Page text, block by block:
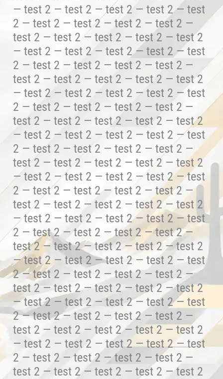
— test 2 — test 2 — test 2 — test 2 — test
2 — test 2 — test 2 — test 2 — test 2 —
test 2 — test 2 — test 2 — test 2 — test 2
— test 2 — test 2 — test 2 — test 2 — test
2 — test 2 — test 2 — test 2 — test 2 —
test 2 — test 2 — test 2 — test 2 — test 2
— test 2 — test 2 — test 2 — test 2 — test
2 — test 2 — test 2 — test 2 — test 2 —
test 2 — test 2 — test 2 — test 2 — test 2
— test 2 — test 2 — test 2 — test 2 — test
2 — test 2 — test 2 — test 2 — test 2 —
test 2 — test 2 — test 2 — test 2 — test 2
— test 2 — test 2 — test 2 — test 2 — test
2 — test 2 — test 2 — test 2 — test 2 —
test 2 — test 2 — test 2 — test 2 — test 2
— test 2 — test 2 — test 2 — test 2 — test
2 — test 2 — test 2 — test 2 — test 2 —
test 2 — test 2 — test 2 — test 2 — test 2
— test 2 — test 2 — test 2 — test 2 — test
2 — test 2 — test 2 — test 2 — test 2 —
test 2 — test 2 — test 2 — test 2 — test 2
— test 2 — test 2 — test 2 — test 2 — test
2 — test 2 — test 2 — test 2 — test 2 —
test 2 — test 2 — test 2 — test 2 — test 2
— test 2 — test 2 — test 2 — test 2 — test
2 — test 2 — test 2 — test 2 — test 2 —
test 2 — test 2 — test 2 — test 2 — test 2